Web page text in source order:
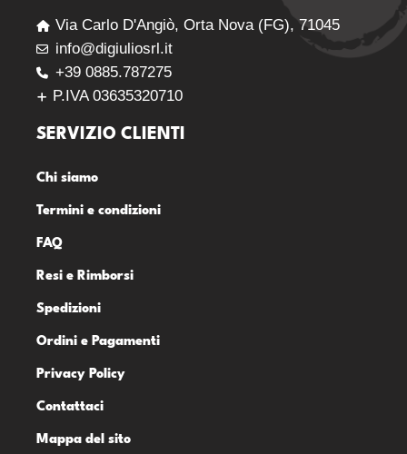
Via Carlo D'Angiò, Orta Nova (FG), 71045
info@digiuliosrl.it
+39 0885.787275
P.IVA 03635320710
SERVIZIO CLIENTI
Chi siamo
Termini e condizioni
FAQ
Resi e Rimborsi
Spedizioni
Ordini e Pagamenti
Privacy Policy
Contattaci
Mappa del sito